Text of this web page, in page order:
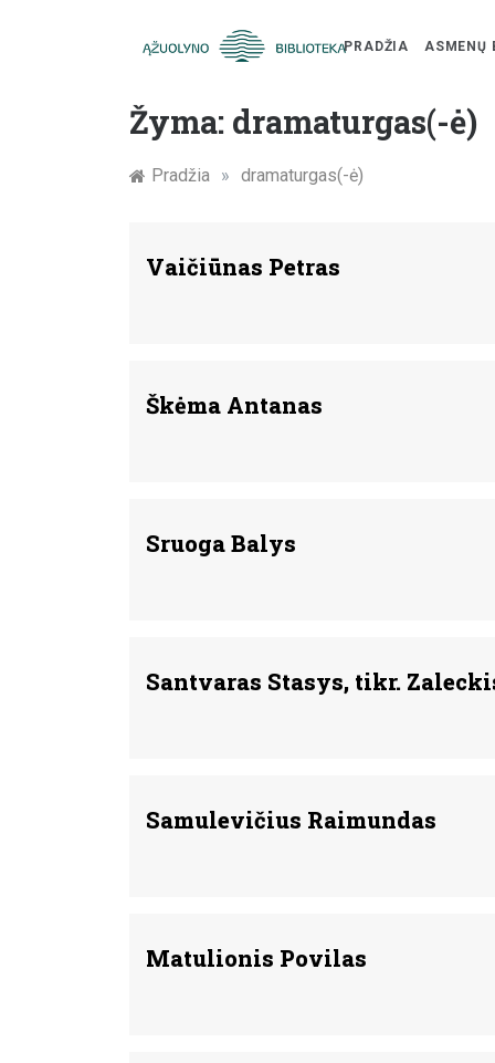
Žymūs
Kauno
atminimo
PRADŽIA ASMENŲ
Žyma: dramaturgas(-ė)
Pradžia » dramaturgas(-ė)
Vaičiūnas Petras
Škėma Antanas
Sruoga Balys
Santvaras Stasys, tikr.
Samulevičius Raimundas
Matulionis Povilas